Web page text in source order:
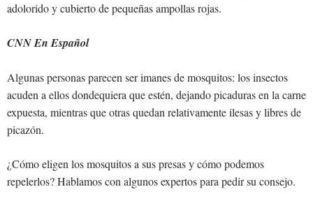
adolorido y cubierto de pequeñas ampollas rojas.
CNN En Español
Algunas personas parecen ser imanes de mosquitos: los insectos
acuden a ellos dondequiera que estén, dejando picaduras en la carne
expuesta, mientras que otras quedan relativamente ilesas y libres de
picazón.
¿Cómo eligen los mosquitos a sus presas y cómo podemos
repelerlos? Hablamos con algunos expertos para pedir su consejo.